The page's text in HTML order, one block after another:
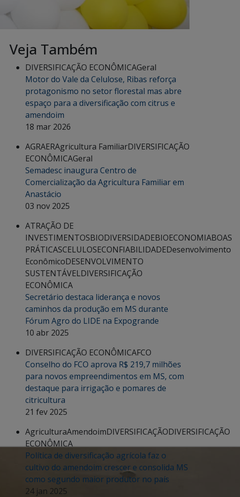
Veja Também
DIVERSIFICAÇÃO ECONÔMICAGeral
Motor do Vale da Celulose, Ribas reforça
protagonismo no setor florestal mas abre
espaço para a diversificação com citrus e
amendoim
18 mar 2026
AGRAERAgricultura FamiliarDIVERSIFICAÇÃO
ECONÔMICAGeral
Semadesc inaugura Centro de
Comercialização da Agricultura Familiar em
Anastácio
03 nov 2025
ATRAÇÃO DE
INVESTIMENTOSBIODIVERSIDADEBIOECONOMIABOAS
PRÁTICASCELULOSECONFIABILIDADEDesenvolvimento
EconômicoDESENVOLVIMENTO
SUSTENTÁVELDIVERSIFICAÇÃO
ECONÔMICA
Secretário destaca liderança e novos
caminhos da produção em MS durante
Fórum Agro do LIDE na Expogrande
10 abr 2025
DIVERSIFICAÇÃO ECONÔMICAFCO
Conselho do FCO aprova R$ 219,7 milhões
para novos empreendimentos em MS, com
destaque para irrigação e pomares de
citricultura
21 fev 2025
AgriculturaAmendoimDIVERSIFICAÇÃODIVERSIFICAÇÃO
ECONÔMICA
Política de diversificação agrícola faz o
cultivo do amendoim crescer e consolida MS
como segundo maior produtor no país
24 jan 2025